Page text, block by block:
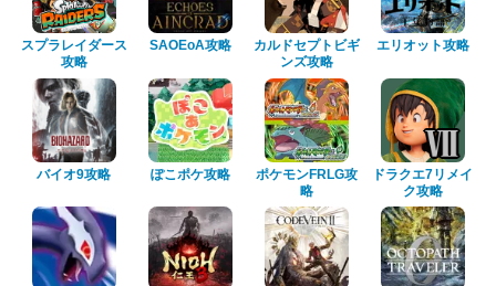
スプラレイダース
攻略
SAOEoA攻略
カルドセプトビギ
ンズ攻略
エリオット攻略
バイオ9攻略 ぽこポケ攻略
ポケモンFRLG攻
略
ドラクエ7リメイ
ク攻略